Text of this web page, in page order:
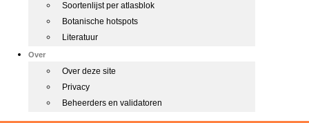
Soortenlijst per atlasblok
Botanische hotspots
Literatuur
Over
Over deze site
Privacy
Beheerders en validatoren